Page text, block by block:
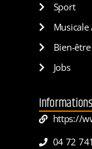
Sport
Musicale
Bien-être
Jobs
Informations
https://
04 72